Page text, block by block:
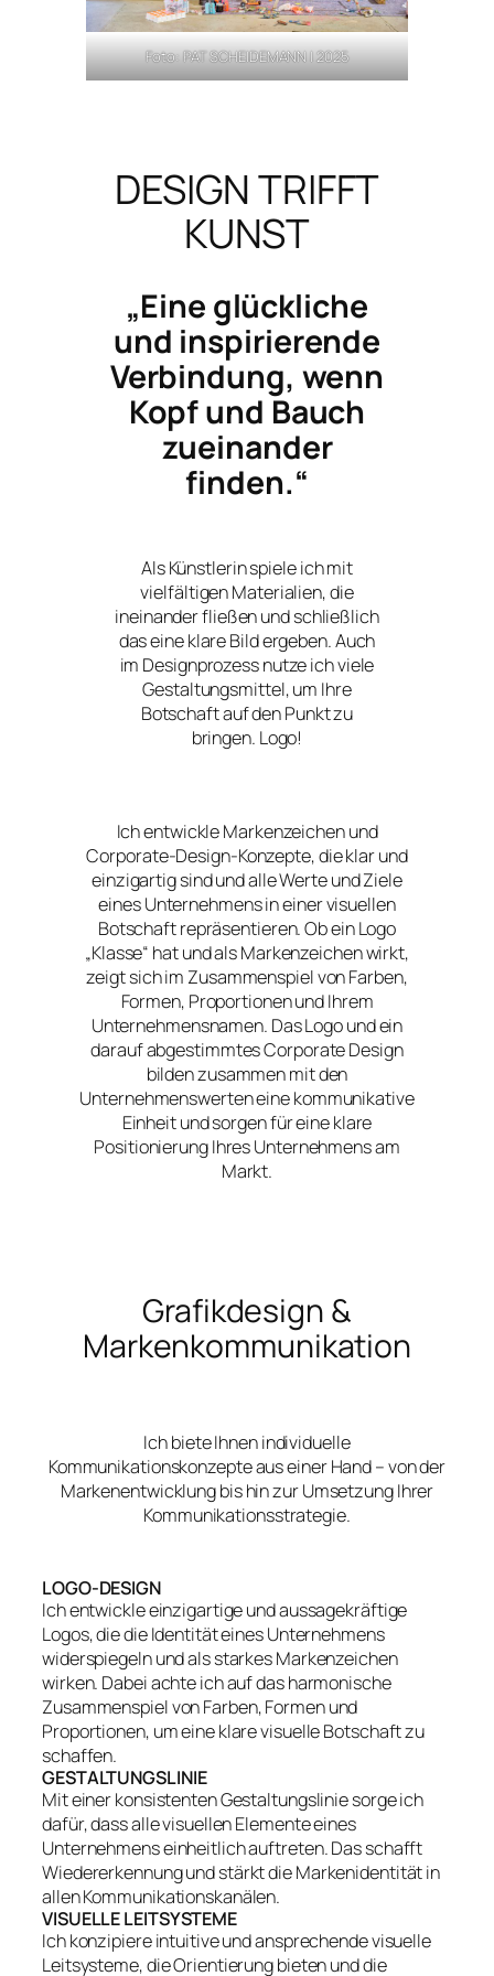
Foto: PAT SCHEIDEMANN | 2025
DESIGN TRIFFT
KUNST
„Eine glückliche
und inspirierende
Verbindung, wenn
Kopf und Bauch
zueinander
finden.“
Als Künstlerin spiele ich mit
vielfältigen Materialien, die
ineinander fließen und schließlich
das eine klare Bild ergeben. Auch
im Designprozess nutze ich viele
Gestaltungsmittel, um Ihre
Botschaft auf den Punkt zu
bringen. Logo!
Ich entwickle Markenzeichen und
Corporate-Design-Konzepte, die klar und
einzigartig sind und alle Werte und Ziele
eines Unternehmens in einer visuellen
Botschaft repräsentieren. Ob ein Logo
„Klasse“ hat und als Markenzeichen wirkt,
zeigt sich im Zusammenspiel von Farben,
Formen, Proportionen und Ihrem
Unternehmensnamen. Das Logo und ein
darauf abgestimmtes Corporate Design
bilden zusammen mit den
Unternehmenswerten eine kommunikative
Einheit und sorgen für eine klare
Positionierung Ihres Unternehmens am
Markt.
Grafikdesign &
Markenkommunikation
Ich biete Ihnen individuelle
Kommunikationskonzepte aus einer Hand – von der
Markenentwicklung bis hin zur Umsetzung Ihrer
Kommunikationsstrategie.
LOGO-DESIGN
Ich entwickle einzigartige und aussagekräftige
Logos, die die Identität eines Unternehmens
widerspiegeln und als starkes Markenzeichen
wirken. Dabei achte ich auf das harmonische
Zusammenspiel von Farben, Formen und
Proportionen, um eine klare visuelle Botschaft zu
schaffen.
GESTALTUNGSLINIE
Mit einer konsistenten Gestaltungslinie sorge ich
dafür, dass alle visuellen Elemente eines
Unternehmens einheitlich auftreten. Das schafft
Wiedererkennung und stärkt die Markenidentität in
allen Kommunikationskanälen.
VISUELLE LEITSYSTEME
Ich konzipiere intuitive und ansprechende visuelle
Leitsysteme, die Orientierung bieten und die